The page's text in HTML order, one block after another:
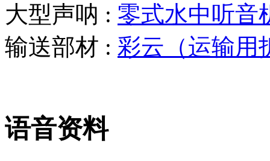
大型声呐 : 零式水中听音
输送部材 : 彩云（运输用
语音资料